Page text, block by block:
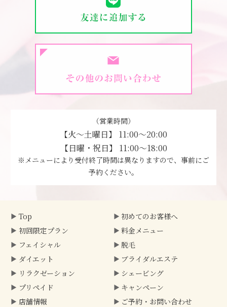
（営業時間）
【火～土曜日】 11:00～20:00
【日曜・祝日】 11:00～18:00
※メニューにより受付終了時間は異なりますので、事前にご
予約ください。
Top
初めてのお客様へ
初回限定プラン
料金メニュー
フェイシャル
脱毛
ダイエット
ブライダルエステ
リラクゼーション
シェービング
プリペイド
キャンペーン
店舗情報
ご予約・ お問い合わせ